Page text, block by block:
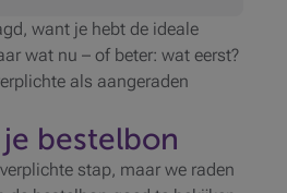
want je hebt de ideale
wat nu – of beter: wat eerst?
als aangeraden
bestelbon
stap, maar we raden